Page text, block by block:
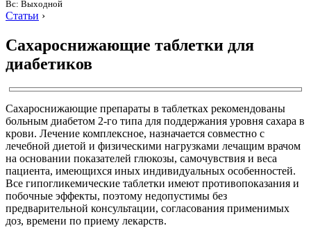
Вс: Выходной
Статьи ›
Сахароснижающие таблетки для
диабетиков
Сахароснижающие препараты в таблетках рекомендованы
больным диабетом 2-го типа для поддержания уровня сахара в
крови. Лечение комплексное, назначается совместно с
лечебной диетой и физическими нагрузками лечащим врачом
на основании показателей глюкозы, самочувствия и веса
пациента, имеющихся иных индивидуальных особенностей.
Все гипогликемические таблетки имеют противопоказания и
побочные эффекты, поэтому недопустимы без
предварительной консультации, согласования применимых
доз, времени по приему лекарств.